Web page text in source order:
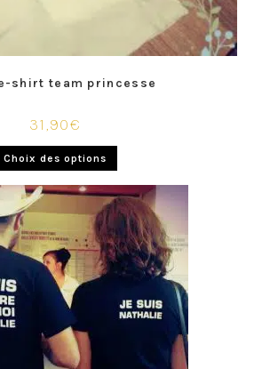
shirt team princesse
31,90€
Choix des options